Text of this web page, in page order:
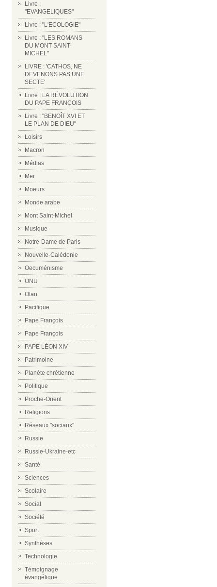
Livre :
"EVANGELIQUES"
Livre : "L'ECOLOGIE"
Livre : "LES ROMANS
DU MONT SAINT-
MICHEL"
LIVRE : 'CATHOS, NE
DEVENONS PAS UNE
SECTE'
Livre : LA RÉVOLUTION
DU PAPE FRANÇOIS
Livre : "BENOÎT XVI ET
LE PLAN DE DIEU"
Loisirs
Macron
Médias
Mer
Moeurs
Monde arabe
Mont Saint-Michel
Musique
Notre-Dame de Paris
Nouvelle-Calédonie
Oecuménisme
ONU
Otan
Pacifique
Pape François
Pape François
PAPE LÉON XIV
Patrimoine
Planète chrétienne
Politique
Proche-Orient
Religions
Réseaux "sociaux"
Russie
Russie-Ukraine-etc
Santé
Sciences
Scolaire
Social
Société
Sport
Synthèses
Technologie
Témoignage
évangélique